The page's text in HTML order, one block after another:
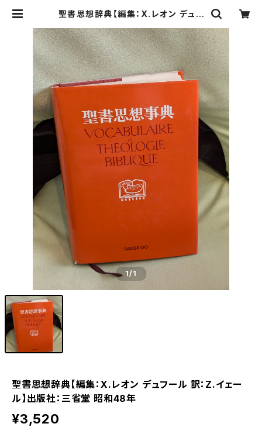
聖書思想辞典【編集：X.レオン デュフ
昭和48年 | Birds' Tale Collecti
ve
1/1
聖書思想辞典【編集：X.レオン デュフール 訳：Z.イェー
ル】出版社：三省堂 昭和48年
¥3,520